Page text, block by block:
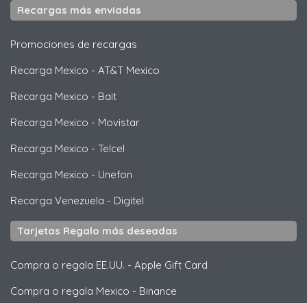
Recargas más enviadas
Promociones de recargas
Recarga Mexico - AT&T Mexico
Recarga Mexico - Bait
Recarga Mexico - Movistar
Recarga Mexico - Telcel
Recarga Mexico - Unefon
Recarga Venezuela - Digitel
Tarjetas Regalo más deseadas
Compra o regala EE.UU. - Apple Gift Card
Compra o regala Mexico - Binance